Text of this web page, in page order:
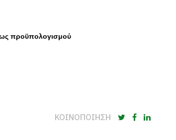
προϋπολογισμού
ΚΟΙΝΟΠΟΙΗΣΗ